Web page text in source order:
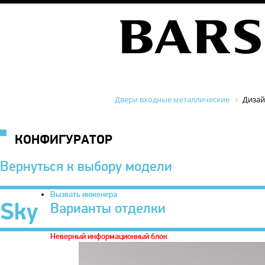
Двери входные металлические
КОНФИГУРАТОР
Вернуться к выбору модели
Sky
Вызвать инженера
Варианты отделки
Неверный информационный блок